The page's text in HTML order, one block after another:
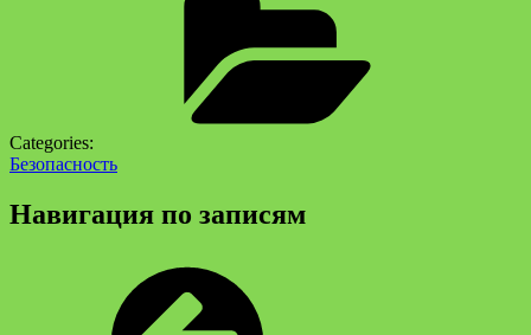
Categories:
Безопасность
Навигация по записям